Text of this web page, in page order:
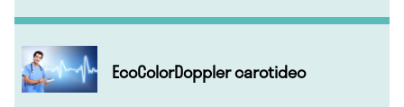
EcoColorDoppler carotideo